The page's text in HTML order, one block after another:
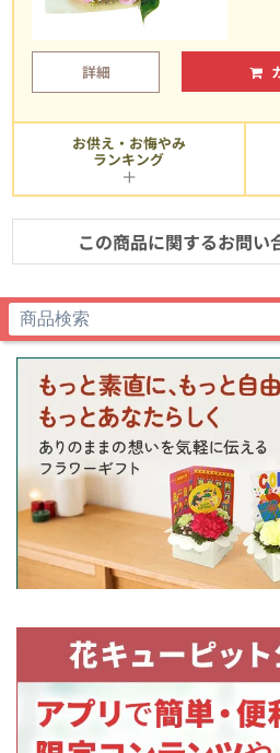
詳細
お供え・お悔やみ
ランキング
この商品に関するお問い